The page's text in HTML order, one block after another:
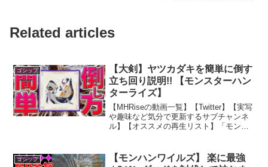
Related articles
ゴシップ
【大剣】ヤツカダキを簡単に倒す
立ち回り説明!! 【モンスターハン
ターライズ】
【MHRiseの動画一覧】【Twitter】【実写
や趣味など気分で更新するサブチャンネ
ル】【オススメの再生リスト】「モンス
ツカダキ#立ち回り滝攻略の立ち回りと体
験...
ゴシップ
【モンハンワイルズ】 楽に最強